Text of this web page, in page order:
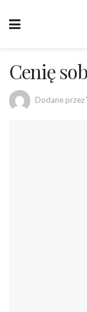
Cenię
Dodane przez